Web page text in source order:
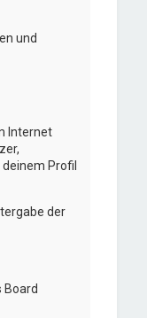
und
Internet
Profil
der
Board